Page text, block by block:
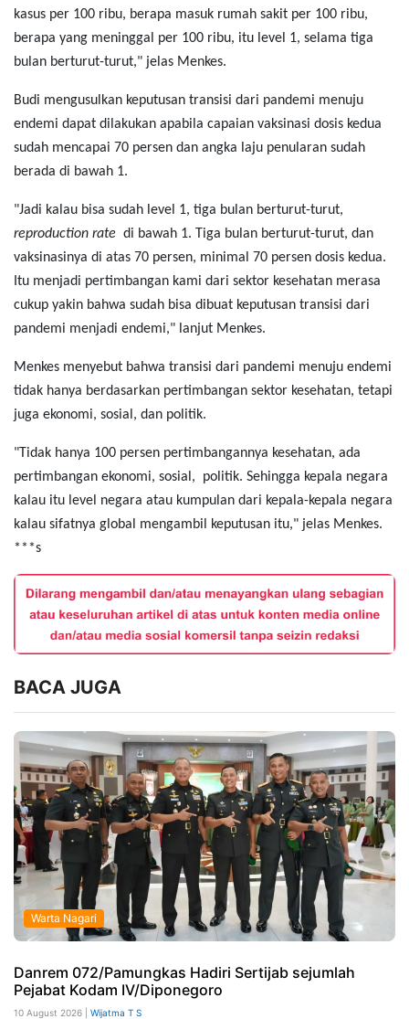
kasus per 100 ribu, berapa masuk rumah sakit per 100 ribu,
berapa yang meninggal per 100 ribu, itu level 1, selama tiga
bulan berturut-turut," jelas Menkes.
Budi mengusulkan keputusan transisi dari pandemi menuju
endemi dapat dilakukan apabila capaian vaksinasi dosis kedua
sudah mencapai 70 persen dan angka laju penularan sudah
berada di bawah 1.
"Jadi kalau bisa sudah level 1, tiga bulan berturut-turut,
reproduction rate di bawah 1. Tiga bulan berturut-turut, dan
vaksinasinya di atas 70 persen, minimal 70 persen dosis kedua.
Itu menjadi pertimbangan kami dari sektor kesehatan merasa
cukup yakin bahwa sudah bisa dibuat keputusan transisi dari
pandemi menjadi endemi," lanjut Menkes.
Menkes menyebut bahwa transisi dari pandemi menuju endemi
tidak hanya berdasarkan pertimbangan sektor kesehatan, tetapi
juga ekonomi, sosial, dan politik.
"Tidak hanya 100 persen pertimbangannya kesehatan, ada
pertimbangan ekonomi, sosial, politik. Sehingga kepala negara
kalau itu level negara atau kumpulan dari kepala-kepala negara
kalau sifatnya global mengambil keputusan itu," jelas Menkes.
***s
BACA JUGA
Warta Nagari
Danrem 072/Pamungkas Hadiri Sertijab sejumlah
Pejabat Kodam IV/Diponegoro
10 August 2026 | Wijatma T S